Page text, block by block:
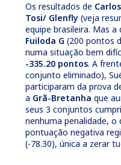
Os resultados de
Tosi/ Glenfly (veja
equipe brasileira. Mas a
Fuiloda G (200 pontos
numa situação bem
-335.20 pontos. A
conjunto eliminado),
participaram da prova
a Grã-Bretanha que
seus 3 conjuntos
nenhuma penalidade,
pontuação negativa
(-78.30), única a zerar